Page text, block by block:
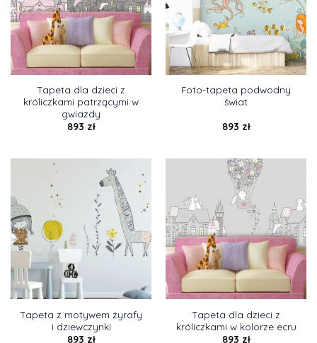
Tapeta dla dzieci z
króliczkami patrzącymi w
gwiazdy
893 zł
Foto-tapeta podwodny
świat
893 zł
Tapeta z motywem żyrafy
i dziewczynki
893 zł
Tapeta dla dzieci z
króliczkami w kolorze ecru
893 zł